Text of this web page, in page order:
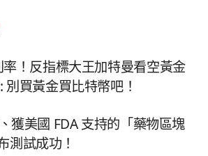
！反指標大王加特曼看空黃金
別買黃金買比特幣吧！
獲美國 FDA 支持的「藥物區塊
測試成功！